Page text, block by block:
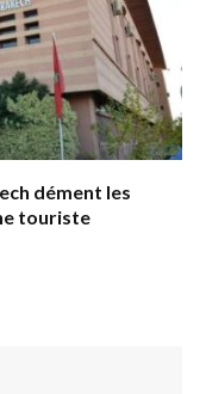
dément les
touriste